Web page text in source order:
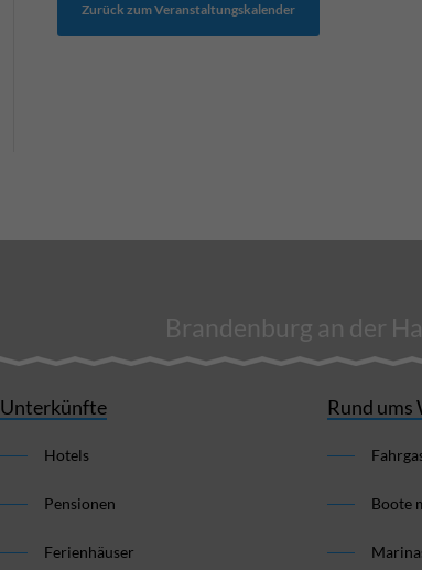
Zurück zum Veranstaltungskalender
Brandenburg an der
Unterkünfte
Hotels
Pensionen
Ferienhäuser
Rund ums
Boote